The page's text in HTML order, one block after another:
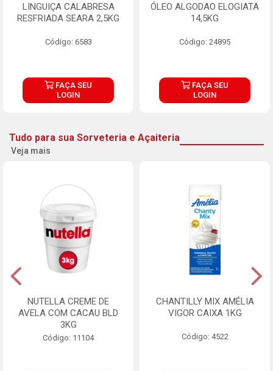
LINGUIÇA CALABRESA
RESFRIADA SEARA 2,5KG
Código: 6583
FAÇA SEU
LOGIN
ÓLEO ALGODAO ELOGIATA
14,5KG
Código: 24895
FAÇA SEU
LOGIN
Tudo para sua Sorveteria e Açaiteria
Veja mais
NUTELLA CREME DE
AVELA COM CACAU BLD
3KG
Código: 11104
CHANTILLY MIX AMÉLIA
VIGOR CAIXA 1KG
Código: 4522